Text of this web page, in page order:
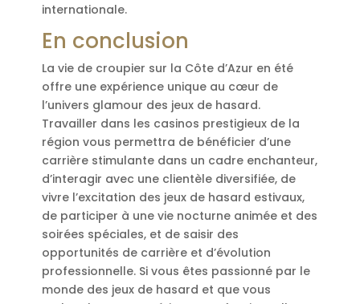
internationale.
En conclusion
La vie de croupier sur la Côte d’Azur en été
offre une expérience unique au cœur de
l’univers glamour des jeux de hasard.
Travailler dans les casinos prestigieux de la
région vous permettra de bénéficier d’une
carrière stimulante dans un cadre enchanteur,
d’interagir avec une clientèle diversifiée, de
vivre l’excitation des jeux de hasard estivaux,
de participer à une vie nocturne animée et des
soirées spéciales, et de saisir des
opportunités de carrière et d’évolution
professionnelle. Si vous êtes passionné par le
monde des jeux de hasard et que vous